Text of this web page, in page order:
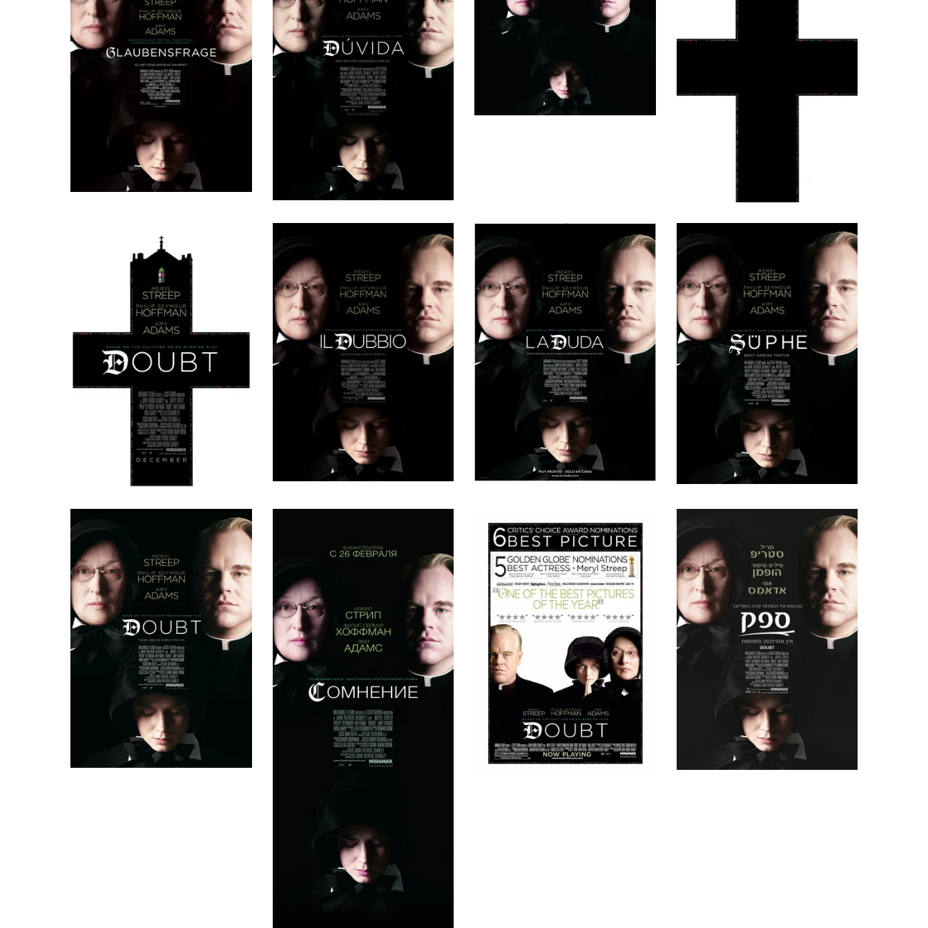
Томас Дж. Кеннеди
Sister James' Student
Томас А. Варроне
Sister James' Student
Сабрина Коста
Sister James' Student
Саманта Бучек
Sister James' Student
Sister James' Student
Ариана Сильвестро
Sister James' Student
Мишель Сьяго
Sister James' Student
Анна Лончак
Брэнди Панфили
Sister James' Student
Майкл Пуццо
Father Sherman
Марджери Беддоу
Джеймс П. Андерсон
Parishioner, в титрах не указан
Джеки Браун
Parishioner, в титрах не указан
Сет Донован
Student, в титрах не указан
Ивэн Льюис
Parishioner, в титрах не указан